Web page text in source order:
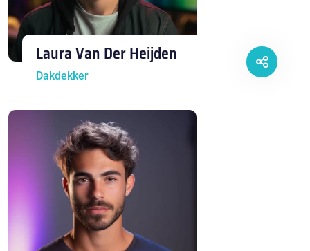
Laura Van Der Heijden
Dakdekker